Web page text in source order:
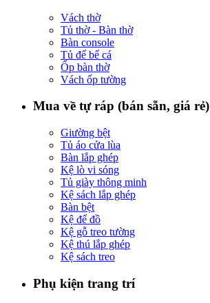
Vách thờ
Tủ thờ - Bàn thờ
Bàn console
Tủ để bể cá
Ốp bàn thờ
Vách ốp tường
Mua về tự ráp (bán sẵn, giá rẻ)
Giường bệt
Tủ áo cửa lùa
Bàn lắp ghép
Kệ lò vi sóng
Tủ giày thông minh
Kệ sách lắp ghép
Bàn bệt
Kệ để đồ
Kệ gỗ treo tường
Kệ thú lắp ghép
Kệ sách treo
Phụ kiện trang trí